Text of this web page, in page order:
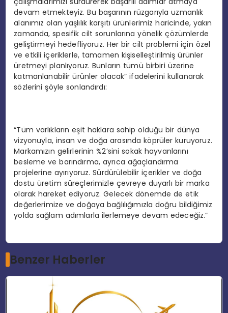
devam etmekteyiz. Bu başarının rüzgarıyla uzmanlık
alanımız olan yaşlılık karşıtı ürünlerimiz haricinde, yakın
zamanda, spesifik cilt sorunlarına yönelik çözümlerde
geliştirmeyi hedefliyoruz. Her bir cilt problemi için özel
ve etkili içeriklerle, tamamen kişiselleştirilmiş ürünler
üretmeyi planlıyoruz. Bunların tümü birbiri üzerine
katmanlanabilir ürünler olacak” ifadelerini kullanarak
sözlerini şöyle sonlandırdı:
“Tüm varlıkların eşit haklara sahip olduğu bir dünya
vizyonuyla, insan ve doğa arasında köprüler kuruyoruz.
Markamızın gelirlerinin %2’sini sokak hayvanlarını
besleme ve barındırma, ayrıca ağaçlandırma
projelerine ayırıyoruz. Sürdürülebilir içerikler ve doğa
dostu üretim süreçlerimizle çevreye duyarlı bir marka
olarak hareket ediyoruz. Gelecek dönemde de etik
değerlerimize ve doğaya bağlılığımızla doğru bildiğimiz
yolda sağlam adımlarla ilerlemeye devam edeceğiz.”
Benzer Haberler